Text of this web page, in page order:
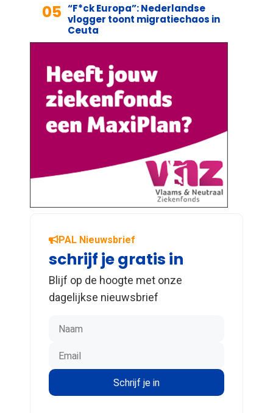
05 “F*ck Europa”: Nederlandse
vlogger toont migratiechaos in
Ceuta
PAL Nieuwsbrief
schrijf je gratis in
Blijf op de hoogte met onze
dagelijkse nieuwsbrief